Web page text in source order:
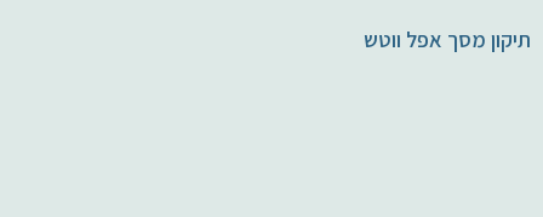
תיקון מסך אפל ווטש